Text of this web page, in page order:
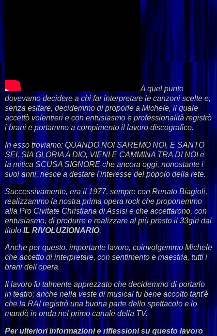
A quel punto
dovevamo decidere a chi far interpretare le canzoni scelte e,
senza esitare, decidemmo di proporle a Michele, il quale
accettò volentieri e con entusiasmo e professionalità registrò
i brani e portammo a compimento il lavoro discografico.
In esso troviamo: QUANDO NOI SAREMO NOI, E SANTO
SEI, SIA GLORIA A DIO, VIENI E CAMMINA TRA DI NOI e
la mitica SCUSA SIGNORE che ancora oggi, nonostante i
suoi anni, riesce a destare l'interesse del popolo della rete.
Successivamente, era il 1977, sempre con Renato Biagioli,
realizzammo la nostra prima opera rock che proponemmo
alla Pro Civitate Christiana di Assisi e che accettarono, con
entusiasmo, di produrre e realizzare al più presto il 33giri dal
titolo IL RIVOLUZIONARIO.
Anche per questo, importante lavoro, coinvolgemmo Michele
che accetto di interpretare, con sentimento e maestria, tutti i
brani dell'opera.
Il lavoro fu talmente apprezzato che decidemmo di portarlo
in teatro; anche nella veste di musical fu bene accolto tant'è
che la RAI registrò una buona parte dello spettacolo e lo
mandò in onda nel primo canale della TV.
Per ulteriori informazioni e riflessioni su questo lavoro